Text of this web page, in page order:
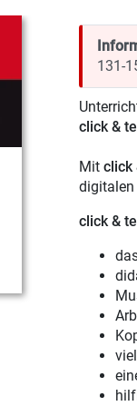
131-
click &
Mit click
digitalen
click &